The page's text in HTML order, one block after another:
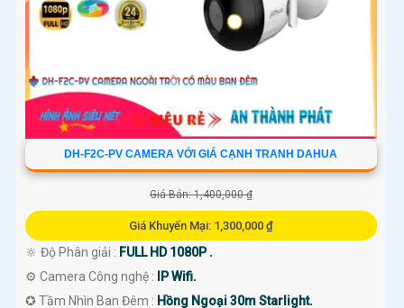
DH-F2C-PV CAMERA VỚI GIÁ CẠNH TRANH DAHUA
Giá Bán: 1,400,000 ₫
Giá Khuyến Mại: 1,300,000 ₫
🔆 Độ Phân giải : FULL HD 1080P .
⚙ Camera Công nghệ :
IP Wifi.
✪ Tầm Nhìn Ban Đêm : Hồng Ngoại 30m Starlight.